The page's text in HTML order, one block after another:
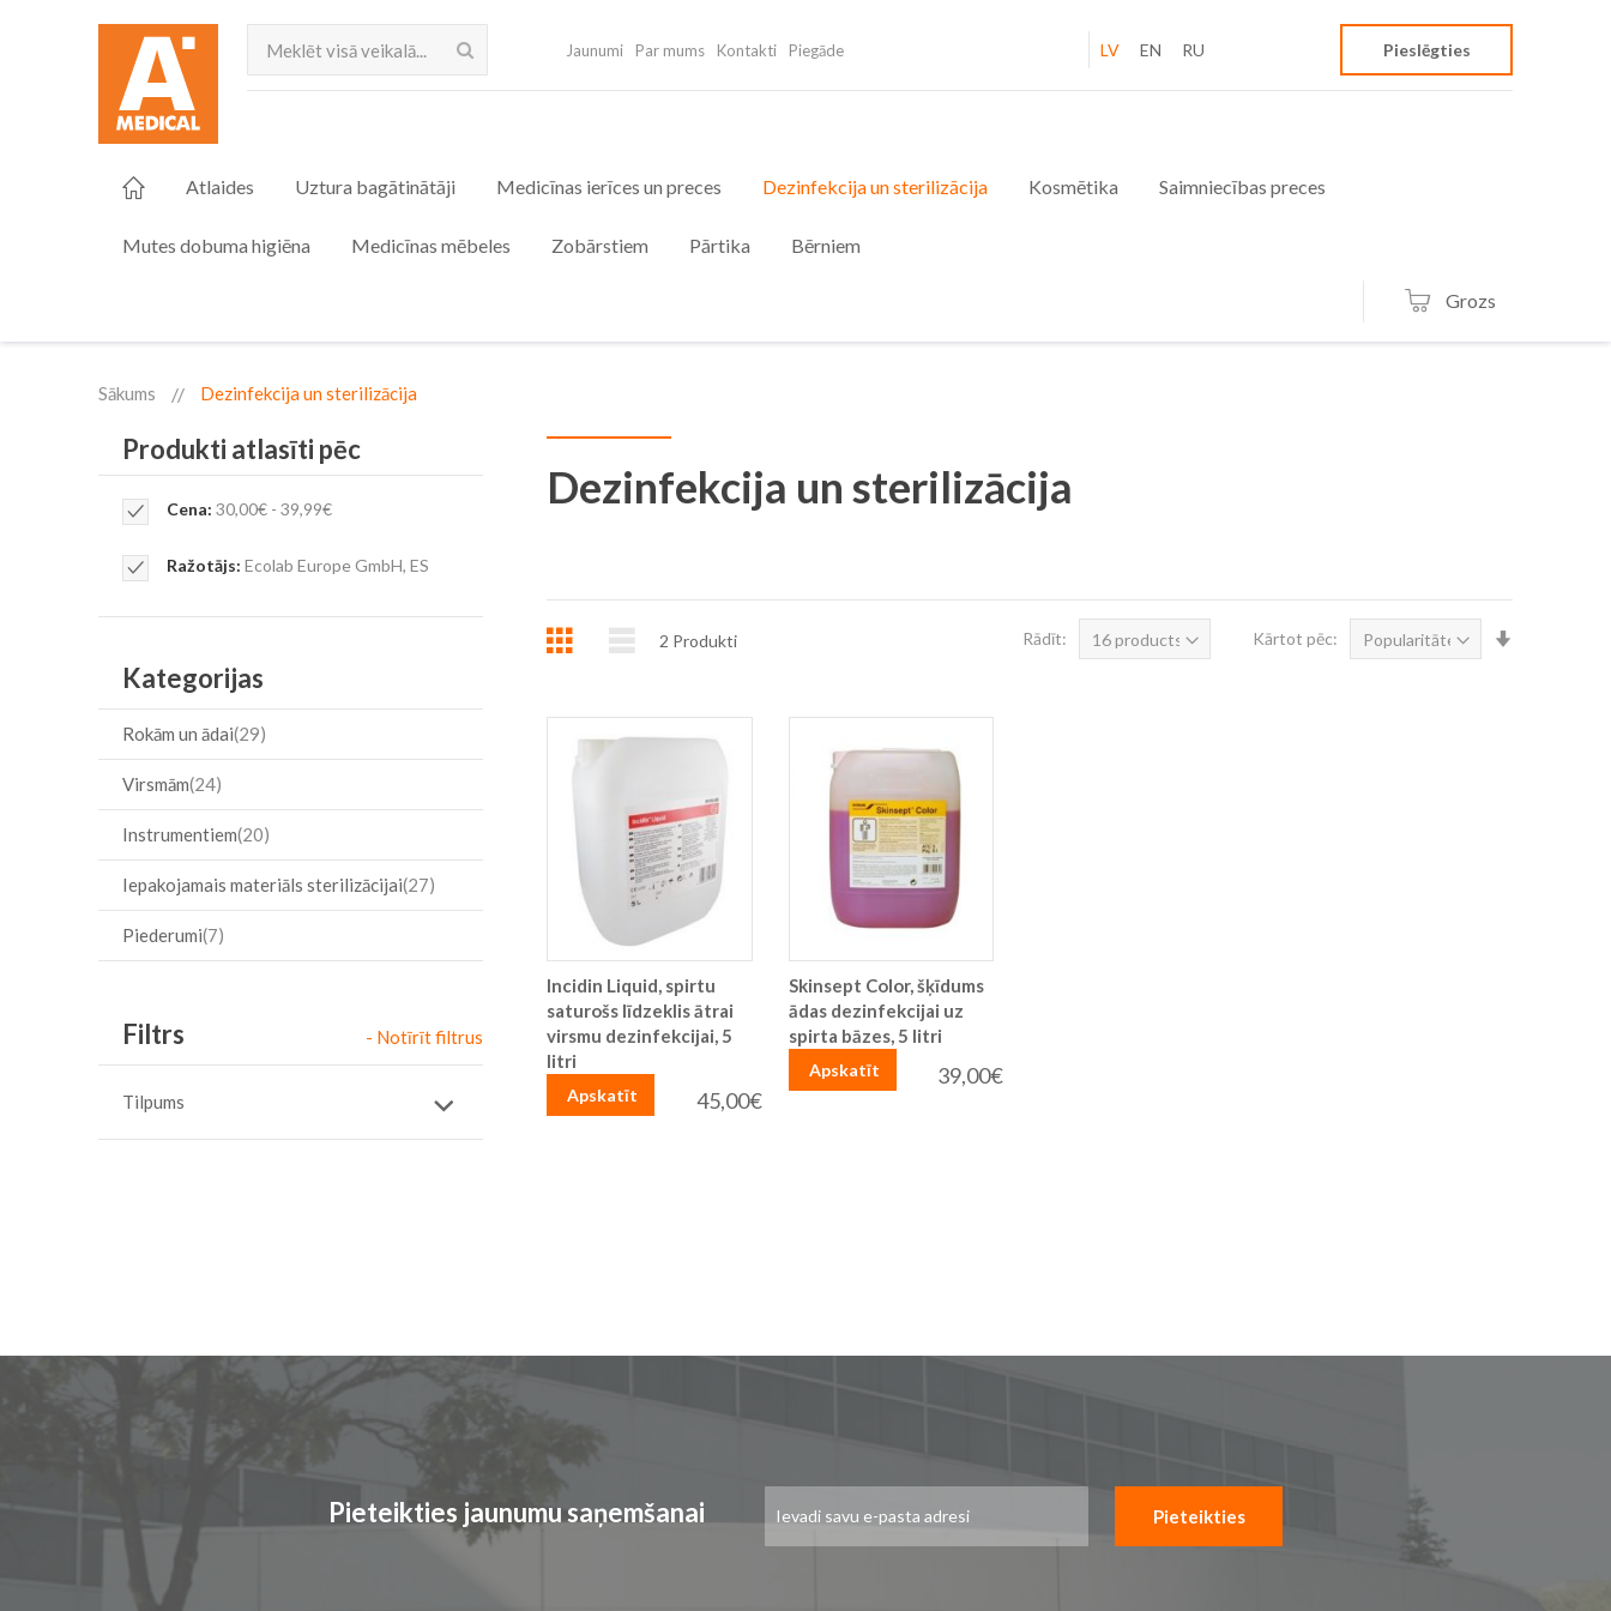
Meklēt
Jaunumi Par mums Kontakti Piegāde LV EN RU Pieslēgties
Atlaides Uztura bagātinātāji Medicīnas ierīces un preces Dezinfekcija un sterilizācija Kosmētika Saimniecības preces
Mutes dobuma higiēna Medicīnas mēbeles Zobārstiem Pārtika Bērniem
Grozs
Sākums Dezinfekcija un sterilizācija
Dezinfekcija un sterilizācija
Režģis Saraksts
2 Produkti Rādīt: Kārtot pēc:
Incidin Liquid, spirtu
saturošs līdzeklis ātrai
virsmu dezinfekcijai, 5
litri
45,00€
Apskatīt
Skinsept Color, šķīdums
ādas dezinfekcijai uz
spirta bāzes, 5 litri
39,00€
Apskatīt
Produkti atlasīti pēc
Cena 30,00€ - 39,99€
Remove
ItemRažotājs Ecolab Europe GmbH, ES
Remove
Item
Kategorijas
Rokām un ādai 29
Virsmām 24
Instrumentiem 20
Iepakojamais materiāls sterilizācijai 27
Piederumi 7
Filtrs - Notīrīt filtrus
Tilpums
Pieteikties jaunumu saņemšanai
jaunumu
Pieteikties